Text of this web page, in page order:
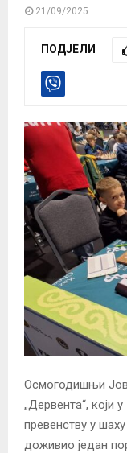
21/09/2025
ПОДЈЕЛИ
Осмогодишњи
„Дервента“, који
превенству у
доживио један